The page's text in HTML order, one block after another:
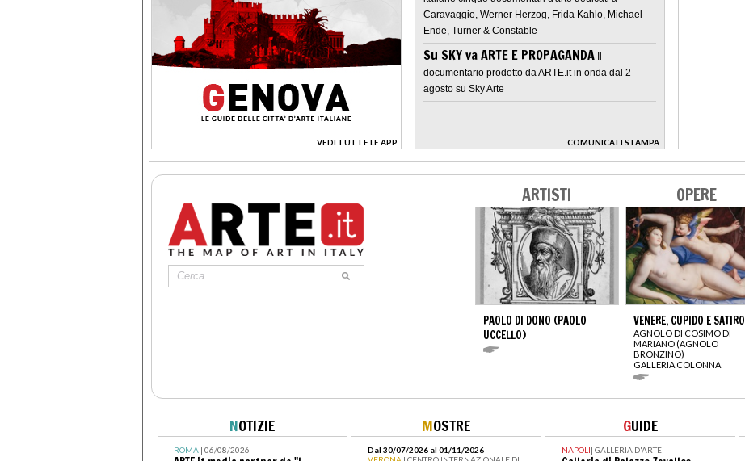
VEDI TUTTE LE APP
>
Caravaggio, Werner Herzog, Frida Kahlo, Michael
Ende, Turner & Constable
Su SKY va ARTE E PROPAGANDA Il
documentario prodotto da ARTE.it in onda dal 2
agosto su Sky Arte
COMUNICATI STAMPA
>
ARTISTI
PAOLO DI DONO (PAOLO
UCCELLO)
OPERE
VENERE, CUPIDO E SATIRO
AGNOLO DI COSIMO DI
MARIANO (AGNOLO
BRONZINO)
GALLERIA COLONNA
NOTIZIE
ROMA| 06/08/2026
MOSTRE
Dal 30/07/2026 al 01/11/2026
GUIDE
NAPOLI| GALLERIA D'ARTE